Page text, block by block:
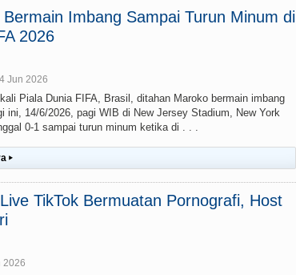
Imbang Sampai Turun Minum di
2026
Jun 2026
Piala Dunia FIFA, Brasil, ditahan Maroko bermain imbang
ini, 14/6/2026, pagi WIB di New Jersey Stadium, New York
0-1 sampai turun minum ketika di . . .
▸
TikTok Bermuatan Pornografi, Host
2026